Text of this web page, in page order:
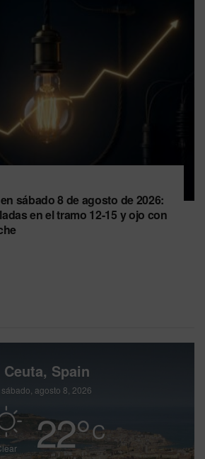
sábado 8 de agosto de 2026:
en el tramo 12-15 y ojo con
Ceuta, Spain
sábado, agosto 8, 2026
22°C